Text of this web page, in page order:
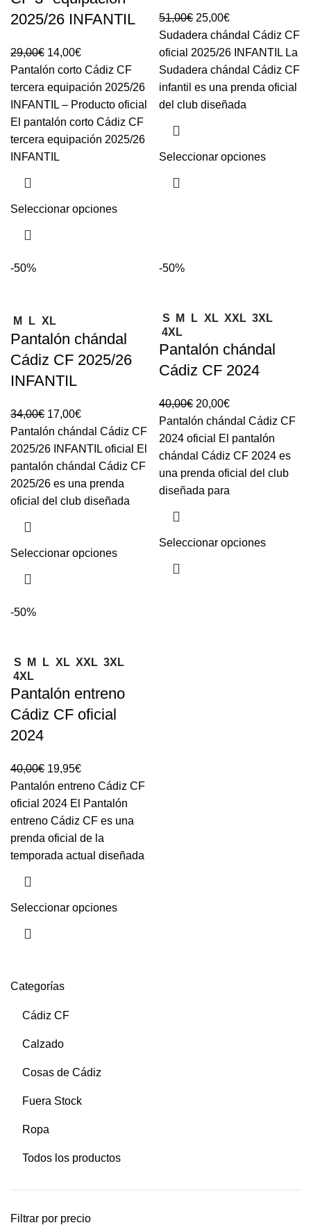
Categorías
Cádiz CF
Calzado
Cosas de Cádiz
Fuera Stock
Ropa
Todos los productos
Filtrar por precio
2025/26 INFANTIL
29,00€ 14,00€
Pantalón corto Cádiz CF
tercera equipación 2025/26
INFANTIL – Producto oficial
El pantalón corto Cádiz CF
tercera equipación 2025/26
INFANTIL
Seleccionar opciones
51,00€ 25,00€
Sudadera chándal Cádiz CF
oficial 2025/26 INFANTIL La
Sudadera chándal Cádiz CF
infantil es una prenda oficial
del club diseñada
Seleccionar opciones
-50%
M L XL
Pantalón chándal
Cádiz CF 2025/26
INFANTIL
34,00€ 17,00€
Pantalón chándal Cádiz CF
2025/26 INFANTIL oficial El
pantalón chándal Cádiz CF
2025/26 es una prenda
oficial del club diseñada
Seleccionar opciones
-50%
S M L XL XXL 3XL
4XL
Pantalón chándal
Cádiz CF 2024
40,00€ 20,00€
Pantalón chándal Cádiz CF
2024 oficial El pantalón
chándal Cádiz CF 2024 es
una prenda oficial del club
diseñada para
Seleccionar opciones
-50%
S M L XL XXL 3XL
4XL
Pantalón entreno
Cádiz CF oficial
2024
40,00€ 19,95€
Pantalón entreno Cádiz CF
oficial 2024 El Pantalón
entreno Cádiz CF es una
prenda oficial de la
temporada actual diseñada
Seleccionar opciones